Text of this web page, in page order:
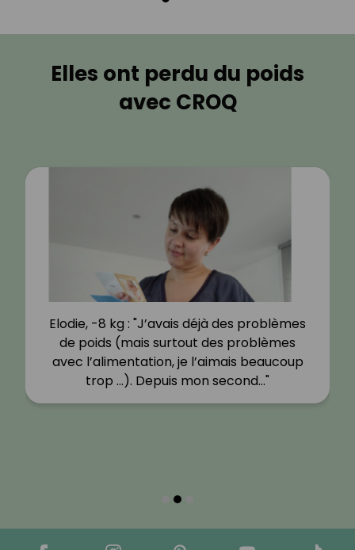
Elles ont perdu du poids
avec CROQ
Elodie, -8 kg : "J’avais déjà des problèmes
de poids (mais surtout des problèmes
avec l’alimentation, je l’aimais beaucoup
trop …). Depuis mon second…"